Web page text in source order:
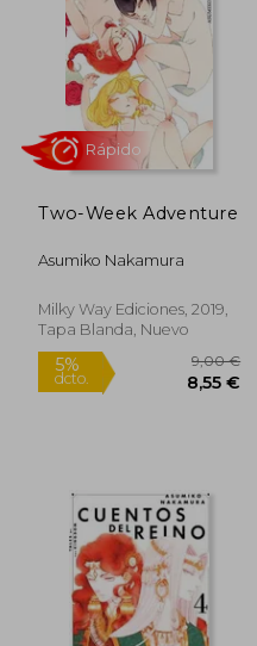
5%
dcto. 8,55 €
Two-Week Adventure
Asumiko Nakamura
Milky Way Ediciones, 2019,
Tapa Blanda, Nuevo